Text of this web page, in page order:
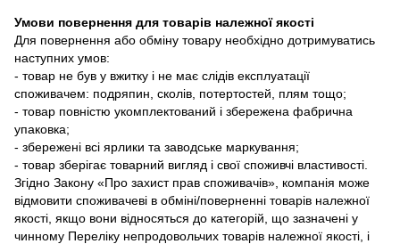
Умови повернення для товарів належної якості
Для повернення або обміну товару необхідно дотримуватись
наступних умов:
- товар не був у вжитку і не має слідів експлуатації
споживачем: подряпин, сколів, потертостей, плям тощо;
- товар повністю укомплектований і збережена фабрична
упаковка;
- збережені всі ярлики та заводське маркування;
- товар зберігає товарний вигляд і свої споживчі властивості.
Згідно Закону «Про захист прав споживачів», компанія може
відмовити споживачеві в обміні/поверненні товарів належної
якості, якщо вони відносяться до категорій, що зазначені у
чинному Переліку непродовольчих товарів належної якості, і